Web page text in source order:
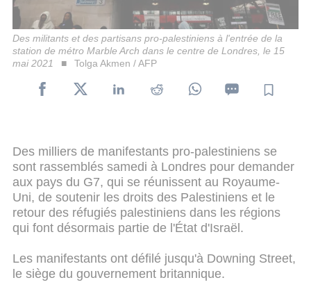
Des militants et des partisans pro-palestiniens à l'entrée de la
station de métro Marble Arch dans le centre de Londres, le 15
mai 2021
Tolga Akmen / AFP
Des milliers de manifestants pro-palestiniens se
sont rassemblés samedi à Londres pour demander
aux pays du G7, qui se réunissent au Royaume-
Uni, de soutenir les droits des Palestiniens et le
retour des réfugiés palestiniens dans les régions
qui font désormais partie de l'État d'Israël.
Les manifestants ont défilé jusqu'à Downing Street,
le siège du gouvernement britannique.